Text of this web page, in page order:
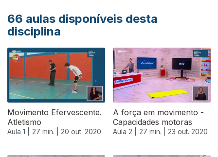
66 aulas disponíveis desta
disciplina
Movimento Efervescente.
Atletismo
Aula 1 | 27 min. | 20 out. 2020
A força em movimento -
Capacidades motoras
Aula 2 | 27 min. | 23 out. 2020